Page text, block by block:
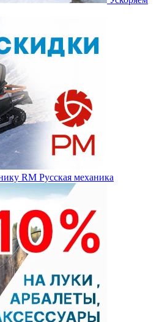
RM Русская механика